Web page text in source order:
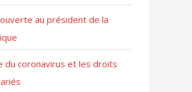
au président de la
du coronavirus et les droits